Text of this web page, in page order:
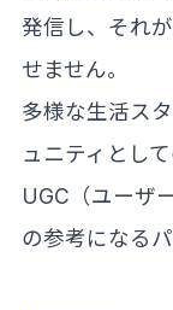
発信し、それ
せません。
多様な生活ス
ュニティとし
UGC（ユーザ
の参考になるパ